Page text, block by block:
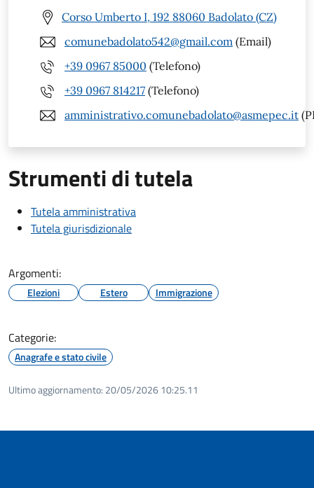
Corso Umberto I, 192 88060 Badolato (CZ)
comunebadolato542@gmail.com (Email)
+39 0967 85000 (Telefono)
+39 0967 814217 (Telefono)
amministrativo.comunebadolato@asmepec.it
Strumenti di tutela
Tutela amministrativa
Tutela giurisdizionale
Argomenti:
Elezioni Estero Immigrazione
Categorie:
Anagrafe e stato civile
Ultimo aggiornamento: 20/05/2026 10:25.11